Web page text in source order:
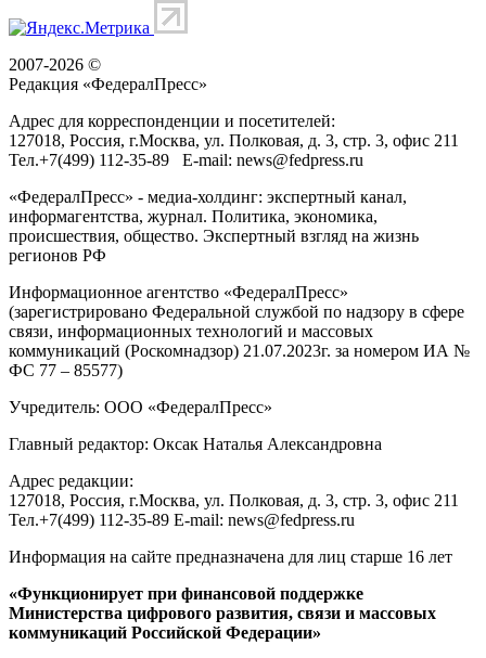
2007-2026 ©
Редакция «ФедералПресс»
Адрес для корреспонденции и посетителей:
127018, Россия, г.Москва, ул. Полковая, д. 3, стр. 3, офис 211
Тел.+7(499) 112-35-89 E-mail: news@fedpress.ru
«ФедералПресс» - медиа-холдинг: экспертный канал,
информагентства, журнал. Политика, экономика,
происшествия, общество. Экспертный взгляд на жизнь
регионов РФ
Информационное агентство «ФедералПресс»
(зарегистрировано Федеральной службой по надзору в сфере
связи, информационных технологий и массовых
коммуникаций (Роскомнадзор) 21.07.2023г. за номером ИА №
ФС 77 – 85577)
Учредитель: ООО «ФедералПресс»
Главный редактор: Оксак Наталья Александровна
Адрес редакции:
127018, Россия, г.Москва, ул. Полковая, д. 3, стр. 3, офис 211
Тел.+7(499) 112-35-89 E-mail: news@fedpress.ru
Информация на сайте предназначена для лиц старше 16 лет
«Функционирует при финансовой поддержке
Министерства цифрового развития, связи и массовых
коммуникаций Российской Федерации»